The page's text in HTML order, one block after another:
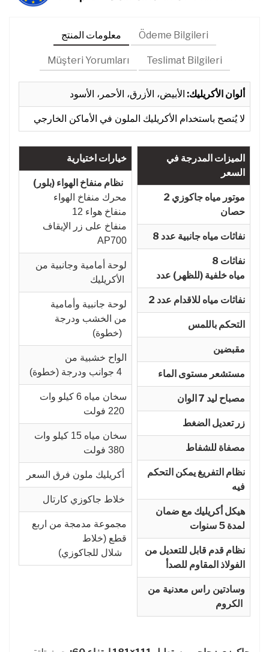
معلومات المنتج Ödeme Bilgileri
Müşteri Yorumları Teslimat Bilgileri
ألوان الأكريليك: الأبيض، الأزرق، الأحمر، الأسود
لا يُنصح باستخدام الأكريليك الملون في الأماكن الخارجي
خيارات اختيارية
محرك منفاخ الهواء
12 منفاخ هواء
منفاخ على زر الإيقاف
AP700
لوحة أمامية وجانبية من
لوحة جانبية وأمامية
من الخشب ودرجة
الواح خشبية من
سخان مياه 6 كيلو وات
سخان مياه 15 كيلو وات
خلاط جاكوزي كارتال
مجموعة مدمجة من اربع
قطع (خلاط
الميزات المدرجة في
السعر
موتور مياه جاكوزي 2
حصان
نفاثات مياه جانبية عدد 8
8 نفاثات
مياه خلفية (للظهر) عدد
نفاثات مياه للاقدام عدد 2
التحكم باللمس
مقبضين
مستشعر مستوى الماء
مصباح ليد 7 الوان
زر تعديل الضغط
مصفاة للشفاط
نظام التفريغ يمكن التحكم
فيه
هيكل أكريليك مع ضمان
لمدة 5 سنوات
نظام قدم قابل للتعديل من
الفولاذ المقاوم للصدأ
وسادتين راس معدنية من